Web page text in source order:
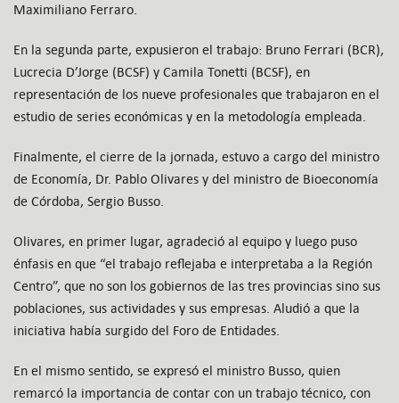
Maximiliano Ferraro.
En la segunda parte, expusieron el trabajo: Bruno Ferrari (BCR),
Lucrecia D’Jorge (BCSF) y Camila Tonetti (BCSF), en
representación de los nueve profesionales que trabajaron en el
estudio de series económicas y en la metodología empleada.
Finalmente, el cierre de la jornada, estuvo a cargo del ministro
de Economía, Dr. Pablo Olivares y del ministro de Bioeconomía
de Córdoba, Sergio Busso.
Olivares, en primer lugar, agradeció al equipo y luego puso
énfasis en que “el trabajo reflejaba e interpretaba a la Región
Centro”, que no son los gobiernos de las tres provincias sino sus
poblaciones, sus actividades y sus empresas. Aludió a que la
iniciativa había surgido del Foro de Entidades.
En el mismo sentido, se expresó el ministro Busso, quien
remarcó la importancia de contar con un trabajo técnico, con